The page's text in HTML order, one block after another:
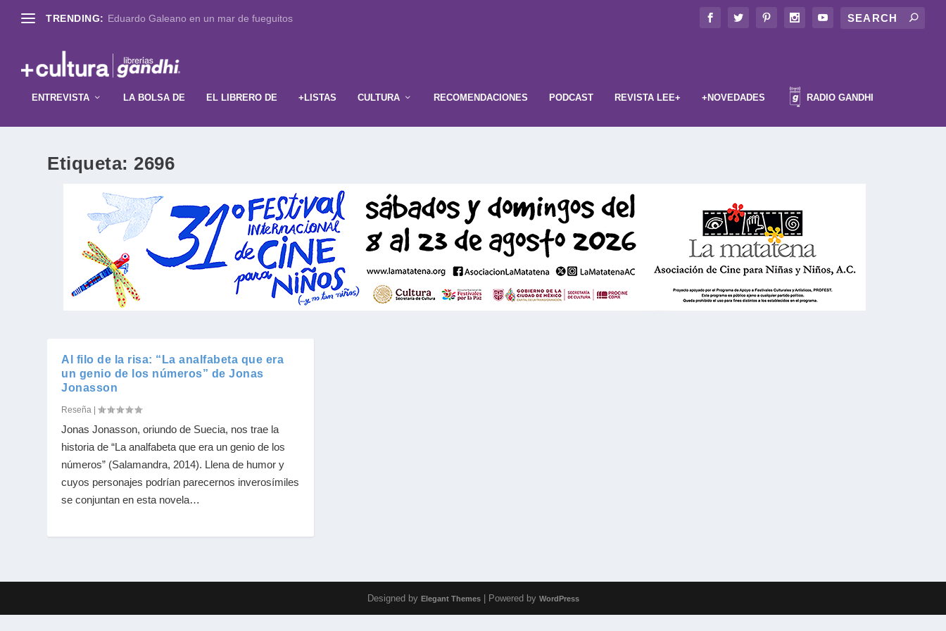
TRENDING: Eduardo Galeano en un mar de fueguitos
ENTREVISTA LA BOLSA DE EL LIBRERO DE +LISTAS CULTURA RECOMENDACIONES PODCAST REVISTA LEE+ +NOVEDADES RADIO GANDHI
Etiqueta: 2696
Al filo de la risa: “La analfabeta que era
un genio de los números” de Jonas
Jonasson
Reseña |
Jonas Jonasson, oriundo de Suecia, nos trae la
historia de “La analfabeta que era un genio de los
números” (Salamandra, 2014). Llena de humor y
cuyos personajes podrían parecernos inverosímiles
se conjuntan en esta novela…
Designed by Elegant Themes| Powered by WordPress